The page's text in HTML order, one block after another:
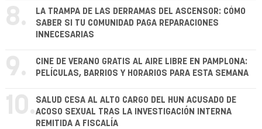
8.
LA TRAMPA DE LAS DERRAMAS DEL ASCENSOR: CÓMO
SABER SI TU COMUNIDAD PAGA REPARACIONES
INNECESARIAS
9.
CINE DE VERANO GRATIS AL AIRE LIBRE EN PAMPLONA:
PELÍCULAS, BARRIOS Y HORARIOS PARA ESTA SEMANA
10. SALUD CESA AL ALTO CARGO DEL HUN ACUSADO DE
ACOSO SEXUAL TRAS LA INVESTIGACIÓN INTERNA
REMITIDA A FISCALÍA